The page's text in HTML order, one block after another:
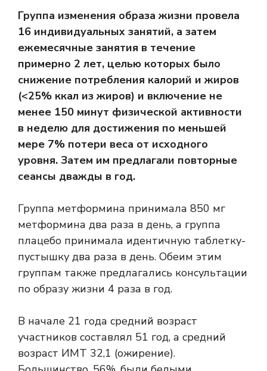
Группа изменения образа жизни провела
16 индивидуальных занятий, а затем
ежемесячные занятия в течение
примерно 2 лет, целью которых было
снижение потребления калорий и жиров
(<25% ккал из жиров) и включение не
менее 150 минут физической активности
в неделю для достижения по меньшей
мере 7% потери веса от исходного
уровня. Затем им предлагали повторные
сеансы дважды в год.
Группа метформина принимала 850 мг
метформина два раза в день, а группа
плацебо принимала идентичную таблетку-
пустышку два раза в день. Обеим этим
группам также предлагались консультации
по образу жизни 4 раза в год.
В начале 21 года средний возраст
участников составлял 51 год, а средний
возраст ИМТ 32,1 (ожирение).